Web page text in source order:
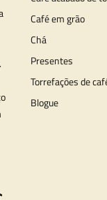
Café em grão
Chá
Presentes
Torrefações de
Blogue